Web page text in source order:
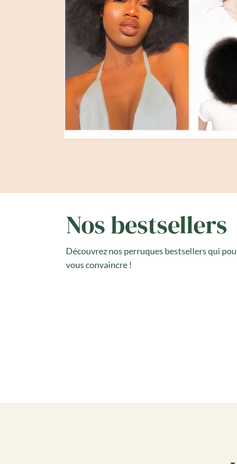
Nos bestsellers
Découvrez nos perruques bestsellers qui
vous convaincre !